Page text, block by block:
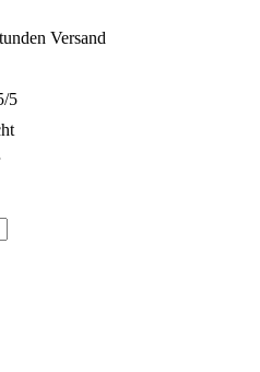
Versand
5